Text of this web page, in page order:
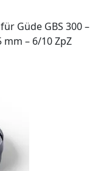
Güde GBS 300 –
mm – 6/10 ZpZ